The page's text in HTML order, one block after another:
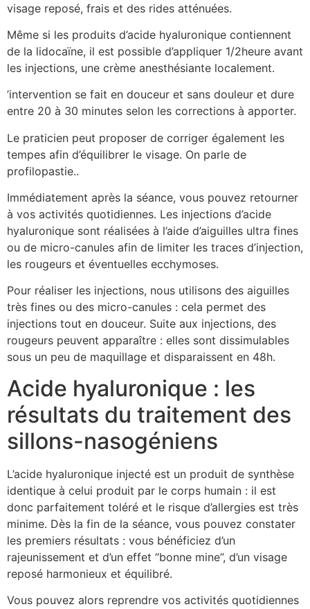
visage reposé, frais et des rides atténuées.
Même si les produits d’acide hyaluronique contiennent
de la lidocaïne, il est possible d’appliquer 1/2heure avant
les injections, une crème anesthésiante localement.
’intervention se fait en douceur et sans douleur et dure
entre 20 à 30 minutes selon les corrections à apporter.
Le praticien peut proposer de corriger également les
tempes afin d’équilibrer le visage. On parle de
profilopastie..
Immédiatement après la séance, vous pouvez retourner
à vos activités quotidiennes. Les injections d’acide
hyaluronique sont réalisées à l’aide d’aiguilles ultra fines
ou de micro-canules afin de limiter les traces d’injection,
les rougeurs et éventuelles ecchymoses.
Pour réaliser les injections, nous utilisons des aiguilles
très fines ou des micro-canules : cela permet des
injections tout en douceur. Suite aux injections, des
rougeurs peuvent apparaître : elles sont dissimulables
sous un peu de maquillage et disparaissent en 48h.
Acide hyaluronique : les
résultats du traitement des
sillons-nasogéniens
L’acide hyaluronique injecté est un produit de synthèse
identique à celui produit par le corps humain : il est
donc parfaitement toléré et le risque d’allergies est très
minime. Dès la fin de la séance, vous pouvez constater
les premiers résultats : vous bénéficiez d’un
rajeunissement et d’un effet “bonne mine”, d’un visage
reposé harmonieux et équilibré.
Vous pouvez alors reprendre vos activités quotidiennes